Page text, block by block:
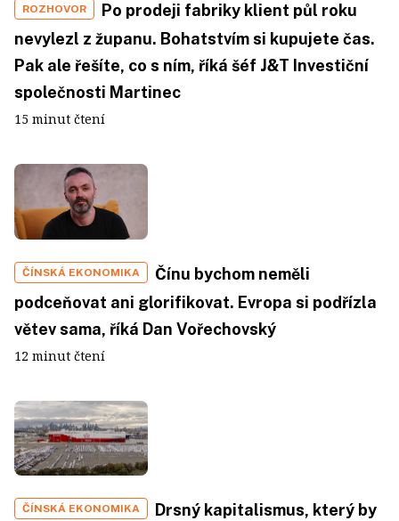
ROZHOVOR
Po prodeji fabriky klient půl roku
nevylezl z županu. Bohatstvím si kupujete čas.
Pak ale řešíte, co s ním, říká šéf J&T Investiční
společnosti Martinec
15 minut čtení
ČÍNSKÁ EKONOMIKA
Čínu bychom neměli
podceňovat ani glorifikovat. Evropa si podřízla
větev sama, říká Dan Vořechovský
12 minut čtení
ČÍNSKÁ EKONOMIKA
Drsný kapitalismus, který by